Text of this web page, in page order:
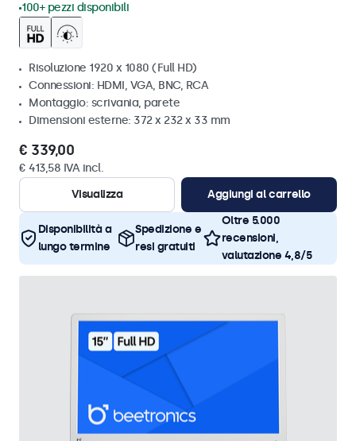
100+ pezzi disponibili
Risoluzione 1920 x 1080 (Full HD)
Connessioni: HDMI, VGA, BNC, RCA
Montaggio: scrivania, parete
Dimensioni esterne: 372 x 232 x 33 mm
€ 339,00
€ 413,58 IVA incl.
Visualizza
Aggiungi al carrello
Disponibilità a
lungo termine
Spedizione e
resi gratuiti
Oltre 5.000
recensioni,
valutazione 4,8/5